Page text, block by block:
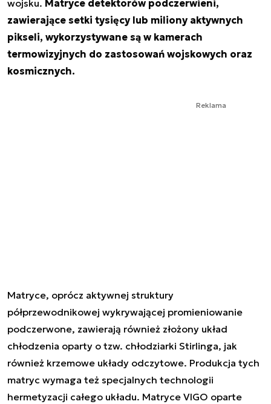
wojsku. Matryce detektorów podczerwieni,
zawierające setki tysięcy lub miliony aktywnych
pikseli, wykorzystywane są w kamerach
termowizyjnych do zastosowań wojskowych oraz
kosmicznych.
Reklama
Matryce, oprócz aktywnej struktury
półprzewodnikowej wykrywającej promieniowanie
podczerwone, zawierają również złożony układ
chłodzenia oparty o tzw. chłodziarki Stirlinga, jak
również krzemowe układy odczytowe. Produkcja tych
matryc wymaga też specjalnych technologii
hermetyzacji całego układu. Matryce VIGO oparte